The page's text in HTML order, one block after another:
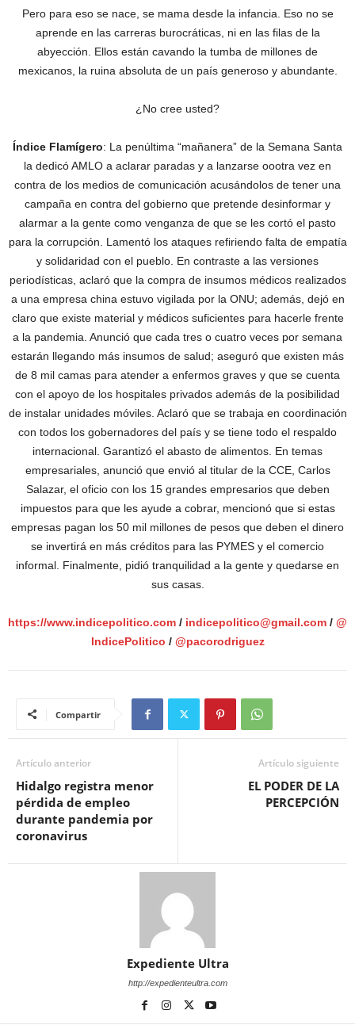
Pero para eso se nace, se mama desde la infancia. Eso no se
aprende en las carreras burocráticas, ni en las filas de la
abyección. Ellos están cavando la tumba de millones de
mexicanos, la ruina absoluta de un país generoso y abundante.
¿No cree usted?
Índice Flamígero: La penúltima “mañanera” de la Semana Santa
la dedicó AMLO a aclarar paradas y a lanzarse oootra vez en
contra de los medios de comunicación acusándolos de tener una
campaña en contra del gobierno que pretende desinformar y
alarmar a la gente como venganza de que se les cortó el pasto
para la corrupción. Lamentó los ataques refiriendo falta de empatía
y solidaridad con el pueblo. En contraste a las versiones
periodísticas, aclaró que la compra de insumos médicos realizados
a una empresa china estuvo vigilada por la ONU; además, dejó en
claro que existe material y médicos suficientes para hacerle frente
a la pandemia. Anunció que cada tres o cuatro veces por semana
estarán llegando más insumos de salud; aseguró que existen más
de 8 mil camas para atender a enfermos graves y que se cuenta
con el apoyo de los hospitales privados además de la posibilidad
de instalar unidades móviles. Aclaró que se trabaja en coordinación
con todos los gobernadores del país y se tiene todo el respaldo
internacional. Garantizó el abasto de alimentos. En temas
empresariales, anunció que envió al titular de la CCE, Carlos
Salazar, el oficio con los 15 grandes empresarios que deben
impuestos para que les ayude a cobrar, mencionó que si estas
empresas pagan los 50 mil millones de pesos que deben el dinero
se invertirá en más créditos para las PYMES y el comercio
informal. Finalmente, pidió tranquilidad a la gente y quedarse en
sus casas.
https://www.indicepolitico.com / indicepolitico@gmail.com / @
IndicePolitico / @pacorodriguez
Compartir
Artículo anterior
Hidalgo registra menor
pérdida de empleo
durante pandemia por
coronavirus
Artículo siguiente
EL PODER DE LA
PERCEPCIÓN
Expediente Ultra
http://expedienteultra.com